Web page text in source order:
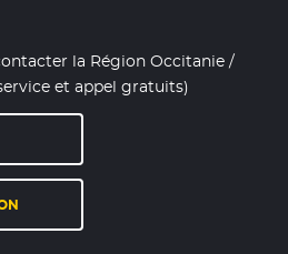
la Région Occitanie /
et appel gratuits)